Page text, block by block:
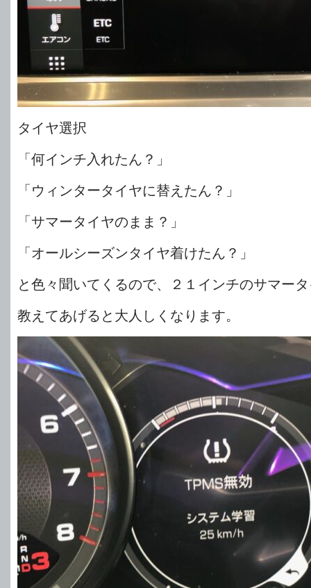
タイヤ選択
「何インチ入れたん？」
「ウィンタータイヤに替えたん？」
「サマータイヤのまま？」
「オールシーズンタイヤ着けたん？」
と色々聞いてくるので、２１インチのサマー
教えてあげると大人しくなります。